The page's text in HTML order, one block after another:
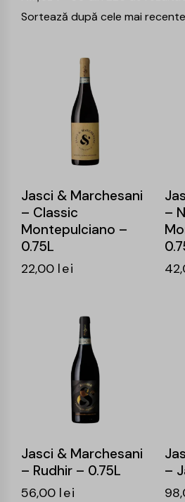
Jasci & Marchesani
– Classic
Montepulciano –
0.75L
22,00 lei
–
Jasci & Marchesani
– Rudhir – 0.75L
56,00 lei
–